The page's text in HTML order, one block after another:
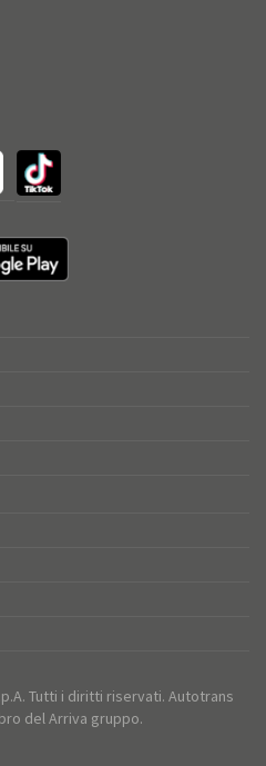
Tutti i diritti riservati. Autotrans
del Arriva gruppo.